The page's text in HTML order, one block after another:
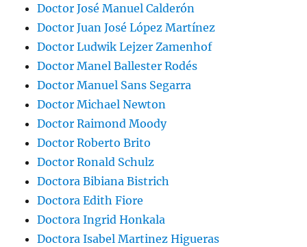
Doctor José Manuel Calderón
Doctor Juan José López Martínez
Doctor Ludwik Lejzer Zamenhof
Doctor Manel Ballester Rodés
Doctor Manuel Sans Segarra
Doctor Michael Newton
Doctor Raimond Moody
Doctor Roberto Brito
Doctor Ronald Schulz
Doctora Bibiana Bistrich
Doctora Edith Fiore
Doctora Ingrid Honkala
Doctora Isabel Martinez Higueras